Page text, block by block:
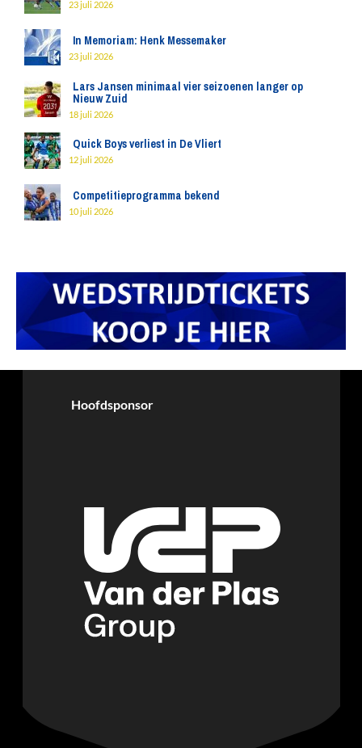
23 juli 2026
In Memoriam: Henk Messemaker
23 juli 2026
Lars Jansen minimaal vier seizoenen langer op
Nieuw Zuid
18 juli 2026
Quick Boys verliest in De Vliert
12 juli 2026
Competitieprogramma bekend
10 juli 2026
Hoofdsponsor